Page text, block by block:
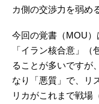
カ側の交渉力を弱め
今回の覚書（MOU
「イラン核合意」
ることが多いですが
なり「悪質」で、リ
リカがこれまで戦場